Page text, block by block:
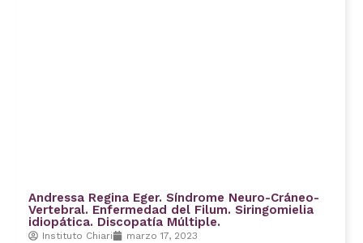
Andressa Regina Eger. Síndrome Neuro-Cráneo-
Vertebral. Enfermedad del Filum. Siringomielia
idiopática. Discopatía Múltiple.
Instituto Chiari marzo 17, 2023